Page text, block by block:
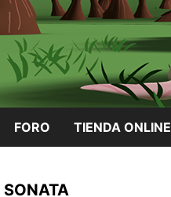
FORO TIENDA ONLINE
SONATA